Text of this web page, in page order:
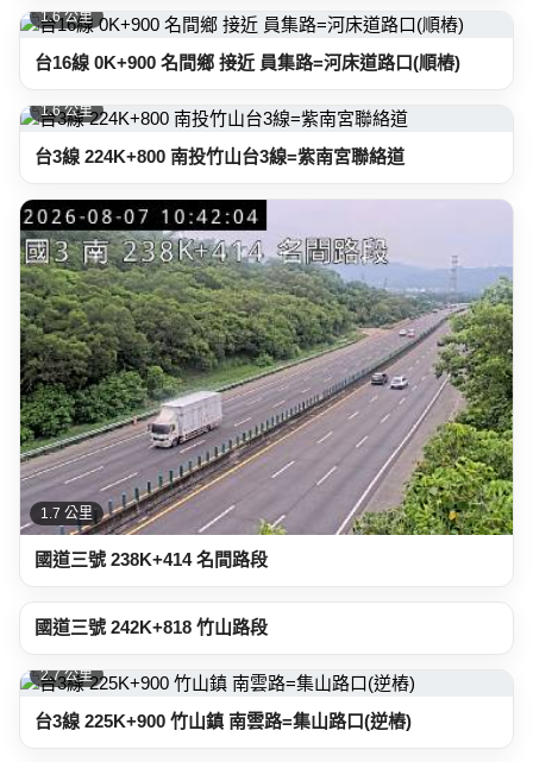
1.6 公里
台16線 0K+900 名間鄉 接近 員集路=河床道路口(順樁)
1.6 公里
台3線 224K+800 南投竹山台3線=紫南宮聯絡道
1.7 公里
國道三號 238K+414 名間路段
國道三號 242K+818 竹山路段
2.7 公里
台3線 225K+900 竹山鎮 南雲路=集山路口(逆樁)